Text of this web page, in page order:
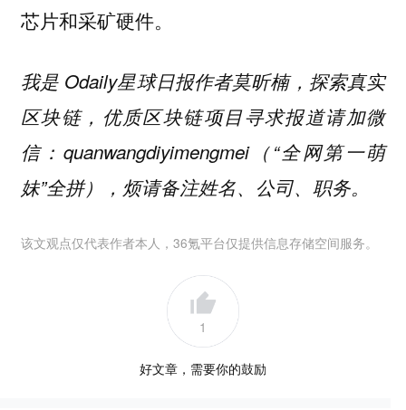
芯片和采矿硬件。
我是 Odaily星球日报作者莫昕楠，探索真实
区块链，优质区块链项目寻求报道请加微
信：quanwangdiyimengmei（“全网第一萌
妹”全拼），烦请备注姓名、公司、职务。
该文观点仅代表作者本人，36氪平台仅提供信息存储空间服务。
1
好文章，需要你的鼓励